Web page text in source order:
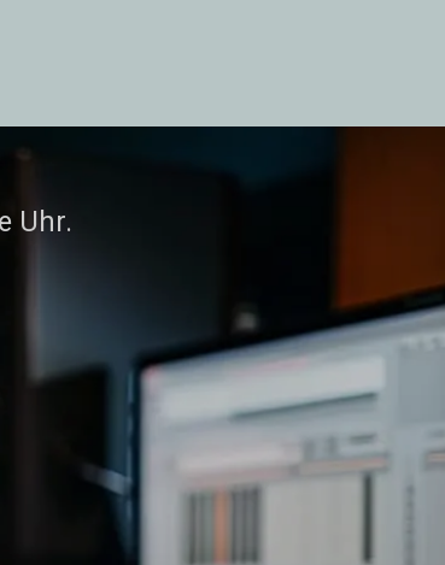
Uhr.